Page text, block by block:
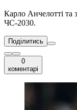
Карло Анчелотті та
ЧС-2030.
Поділитись
0
коментарі